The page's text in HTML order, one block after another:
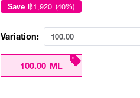
Save ฿1,920 (40%)
Variation: 100.00
100.00 ML